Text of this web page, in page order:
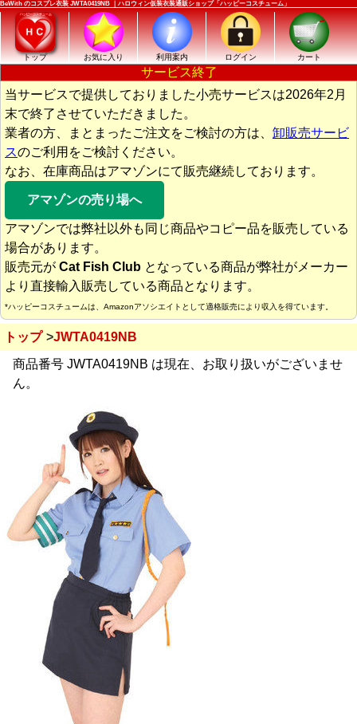
BeWith のコスプレ衣装 JWTA0419NB ｜ハロウィン仮装衣装通販ショップ「ハッピーコスチューム」
トップ お気に入り 利用案内 ログイン カート
サービス終了
当サービスで提供しておりました小売サービスは2026年2月
末で終了させていただきました。
業者の方、まとまったご注文をご検討の方は、 卸販売サービ
スのご利用をご検討ください。
なお、在庫商品はアマゾンにて販売継続しております。
アマゾンの売り場へ
アマゾンでは弊社以外も同じ商品やコピー品を販売している
場合があります。
販売元が Cat Fish Club となっている商品が弊社がメーカー
より直接輸入販売している商品となります。
*ハッピーコスチュームは、Amazonアソシエイトとして適格販売により収入を得ています。
トップ
JWTA0419NB
商品番号 JWTA0419NB は現在、お取り扱いがございませ
ん。